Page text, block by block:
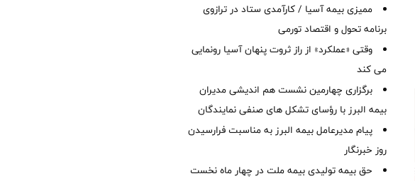
ممیزی بیمه آسیا / کارآمدی ستاد در ترازوی
برنامه تحول و اقتصاد تورمی
وقتی «عملکرد» از راز ثروت پنهان آسیا رونمایی
می کند
برگزاری چهارمین نشست هم اندیشی مدیران
بیمه البرز با رؤسای تشکل های صنفی نمایندگان
پیام مدیرعامل بیمه البرز به مناسبت فرارسیدن
روز خبرنگار
حق بیمه تولیدی بیمه ملت در چهار ماه نخست